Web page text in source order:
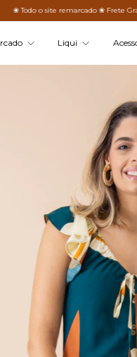
remarcado ❀ Frete Grátis RJ
Liqui